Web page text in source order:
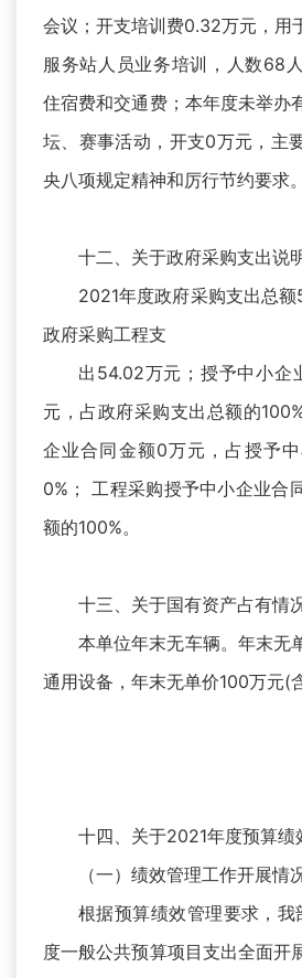
会议；开支培训费0.32万元，用
服务站人员业务培训，人数68
住宿费和交通费；本年度未举办
坛、赛事活动，开支0万元，主
央八项规定精神和厉行节约要求。
十二、关于政府采购支出说
2021年度政府采购支出总额
政府采购工程支
出54.02万元；授予中小企
元，占政府采购支出总额的
企业合同金额0万元，占授予
0%； 工程采购授予中小企业合
额的100%。
十三、关于国有资产占有情
本单位年末无车辆。年末无
通用设备，年末无单价100万元(
十四、关于2021年度预算绩
（一）绩效管理工作开展情况
根据预算绩效管理要求，
度一般公共预算项目支出全面开